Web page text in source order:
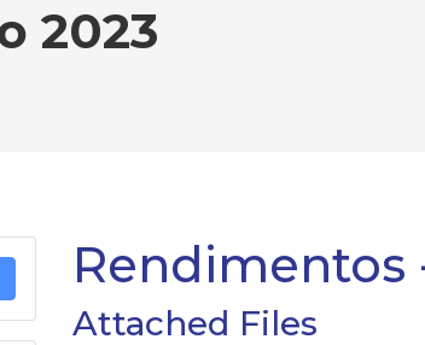
2023
Rendimentos
Attached Files